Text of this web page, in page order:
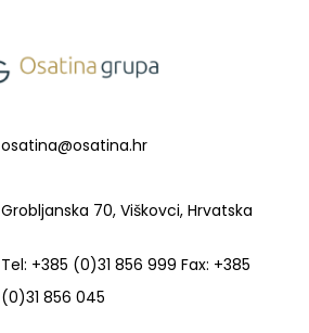
osatina@osatina.hr
Grobljanska 70, Viškovci, Hrvatska
Tel: +385 (0)31 856 999 Fax: +385
(0)31 856 045